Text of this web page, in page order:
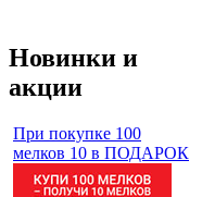
Новинки и
акции
При покупке 100
мелков 10 в ПОДАРОК